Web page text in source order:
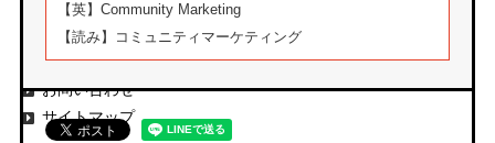
エムタメについて
運営会社
プライバシーポリシー
お問い合わせ
サイトマップ
【英】 Community Marketing
【読み】
コミュニティマーケティング